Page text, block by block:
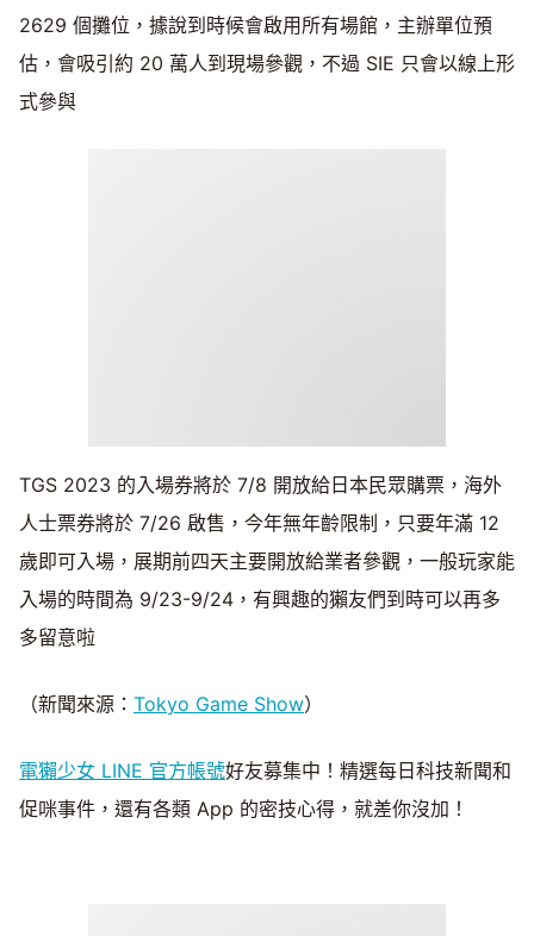
2629 個攤位，據說到時候會啟用所有場館，主辦單位預
估，會吸引約 20 萬人到現場參觀，不過 SIE 只會以線上形
式參與
TGS 2023 的入場券將於 7/8 開放給日本民眾購票，海外
人士票券將於 7/26 啟售，今年無年齡限制，只要年滿 12
歲即可入場，展期前四天主要開放給業者參觀，一般玩家能
入場的時間為 9/23-9/24，有興趣的獺友們到時可以再多
多留意啦
（新聞來源： Tokyo Game Show）
電獺少女 LINE 官方帳號好友募集中！精選每日科技新聞和
促咪事件，還有各類 App 的密技心得，就差你沒加！